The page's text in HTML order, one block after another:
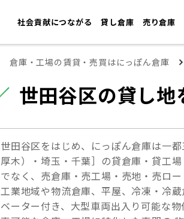
社会貢献につながる 貸し倉庫 売り倉庫
倉庫・工場の賃貸・売買はにっぽん倉庫
世田谷区の貸し地
世田谷区をはじめ、にっぽん倉庫は一
厚木）・埼玉・千葉］の貸倉庫・貸工
でなく、売倉庫・売工場・売地・売ロ
工業地域や物流倉庫、平屋、冷凍・冷
ベーター付き、大型車両出入り可能な